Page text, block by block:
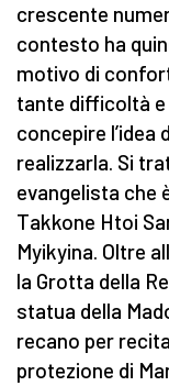
crescente
contesto ha
motivo di
tante difficoltà
concepire l’idea
realizzarla. Si
evangelista che
Takkone Htoi
Myikyina. Oltre
la Grotta della
statua della
recano per
protezione di